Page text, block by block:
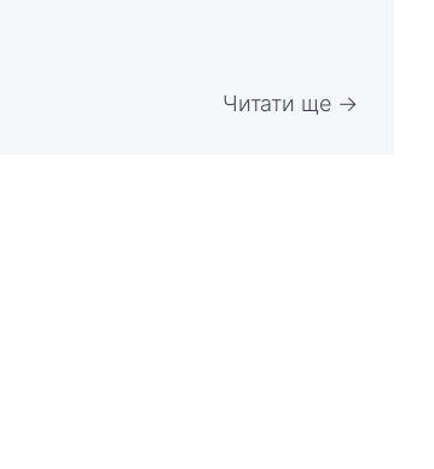
Читати ще →